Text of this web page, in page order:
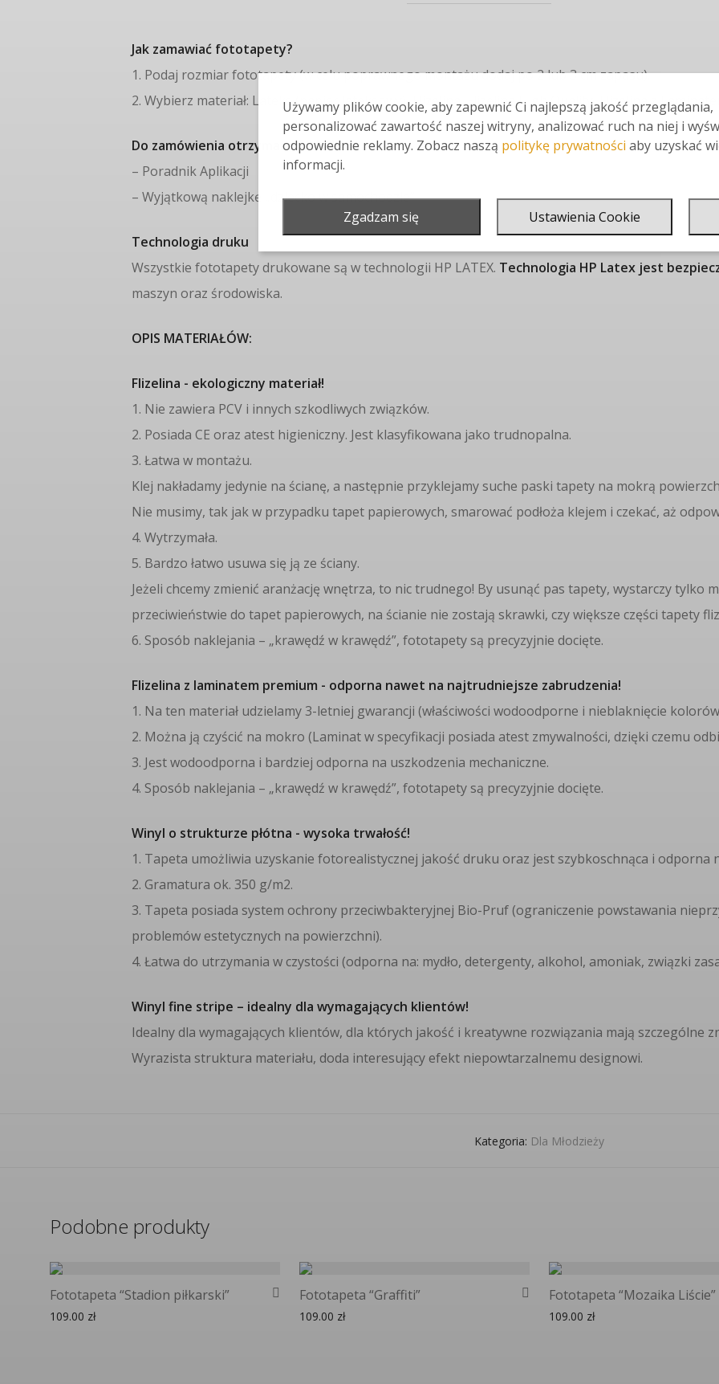
Jak zamawiać fototapety?
1. Podaj rozmiar fototapety (w celu poprawnego montażu dodaj po 2 lub 3 cm zapasu).
2. Wybierz materiał: Lateks (papier lateksowy), Flizelina, Flizelina High Quality, Flizelina z
Do zamówienia otrzymasz GRATIS:
– Poradnik Aplikacji
– Wyjątkową naklejkę „dziecko w samochodzie”
Technologia druku
Wszystkie fototapety drukowane są w technologii HP LATEX. Technologia HP Latex jest
maszyn oraz środowiska.
OPIS MATERIAŁÓW:
Flizelina - ekologiczny materiał!
1. Nie zawiera PCV i innych szkodliwych związków.
2. Posiada CE oraz atest higieniczny. Jest klasyfikowana jako trudnopalna.
3. Łatwa w montażu.
Klej nakładamy jedynie na ścianę, a następnie przyklejamy suche paski tapety na mokrą
Nie musimy, tak jak w przypadku tapet papierowych, smarować podłoża klejem i czekać, aż
4. Wytrzymała.
5. Bardzo łatwo usuwa się ją ze ściany.
Jeżeli chcemy zmienić aranżację wnętrza, to nic trudnego! By usunąć pas tapety, wystarczy tylko
przeciwieństwie do tapet papierowych, na ścianie nie zostają skrawki, czy większe części tapety
6. Sposób naklejania – „krawędź w krawędź”, fototapety są precyzyjnie docięte.
Flizelina z laminatem premium - odporna nawet na najtrudniejsze zabrudzenia!
1. Na ten materiał udzielamy 3-letniej gwarancji (właściwości wodoodporne i nieblaknięcie
2. Można ją czyścić na mokro (Laminat w specyfikacji posiada atest zmywalności, dzięki czemu
3. Jest wodoodporna i bardziej odporna na uszkodzenia mechaniczne.
4. Sposób naklejania – „krawędź w krawędź”, fototapety są precyzyjnie docięte.
Winyl o strukturze płótna - wysoka trwałość!
1. Tapeta umożliwia uzyskanie fotorealistycznej jakość druku oraz jest szybkoschnąca i odporna
2. Gramatura ok. 350 g/m2.
3. Tapeta posiada system ochrony przeciwbakteryjnej Bio-Pruf (ograniczenie powstawania
problemów estetycznych na powierzchni).
4. Łatwa do utrzymania w czystości (odporna na: mydło, detergenty, alkohol, amoniak, związki
Winyl fine stripe – idealny dla wymagających klientów!
Idealny dla wymagających klientów, dla których jakość i kreatywne rozwiązania mają szczególne
Wyrazista struktura materiału, doda interesujący efekt niepowtarzalnemu designowi.
Kategoria: Dla Młodzieży
Podobne produkty
Fototapeta “Stadion piłkarski”
109.00 zł
Fototapeta “Graffiti”
109.00 zł
Fototapeta “Mozaika Liście”
109.00 zł
Używamy plików cookie, aby zapewnić Ci najlepszą jakość przeglądania,
personalizować zawartość naszej witryny, analizować ruch na niej i
odpowiednie reklamy. Zobacz naszą politykę prywatności aby uzyskać
informacji.
Zgadzam się Ustawienia Cookie